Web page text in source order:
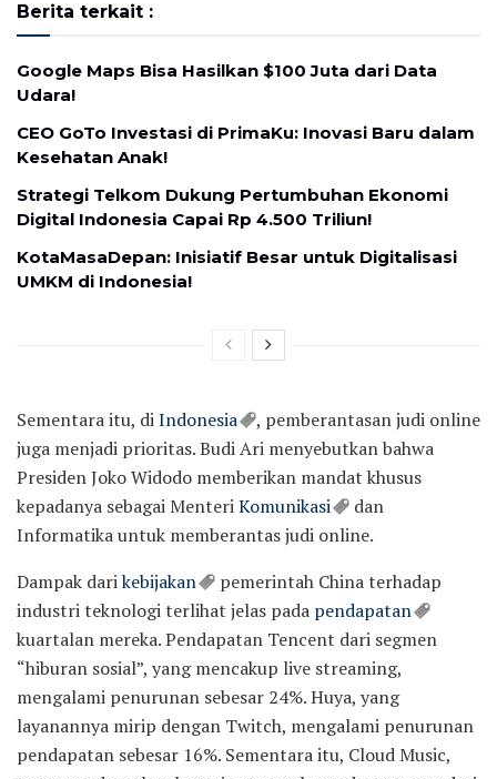
Berita terkait :
Google Maps Bisa Hasilkan $100 Juta dari Data
Udara!
CEO GoTo Investasi di PrimaKu: Inovasi Baru dalam
Kesehatan Anak!
Strategi Telkom Dukung Pertumbuhan Ekonomi
Digital Indonesia Capai Rp 4.500 Triliun!
KotaMasaDepan: Inisiatif Besar untuk Digitalisasi
UMKM di Indonesia!
Sementara itu, diIndonesia
, pemberantasan judi online
juga menjadi prioritas. Budi Ari menyebutkan bahwa
Presiden Joko Widodo memberikan mandat khusus
kepadanya sebagai MenteriKomunikasi
dan
Informatika untuk memberantas judi online.
Dampak darikebijakan
pemerintah China terhadap
industri teknologi terlihat jelas pada pendapatan
kuartalan mereka. Pendapatan Tencent dari segmen
“hiburan sosial”, yang mencakup live streaming,
mengalami penurunan sebesar 24%. Huya, yang
layanannya mirip dengan Twitch, mengalami penurunan
pendapatan sebesar 16%. Sementara itu, Cloud Music,